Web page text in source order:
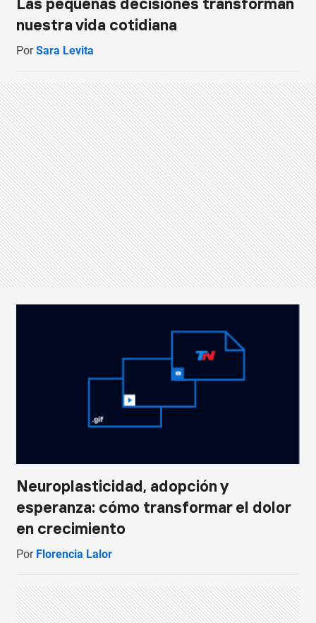
nuestra vida cotidiana
PorSara Levita
Neuroplasticidad, adopción y
esperanza: cómo transformar el dolor
en crecimiento
Por Florencia Lalor